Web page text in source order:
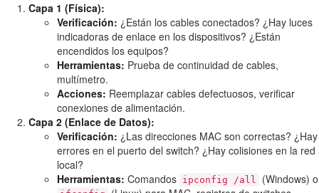
Capa 1 (Física):
Verificación: ¿Están los cables conectados? ¿Hay luces
indicadoras de enlace en los dispositivos? ¿Están
encendidos los equipos?
Herramientas: Prueba de continuidad de cables,
multímetro.
Acciones: Reemplazar cables defectuosos, verificar
conexiones de alimentación.
Capa 2 (Enlace de Datos):
Verificación: ¿Las direcciones MAC son correctas? ¿Hay
errores en el puerto del switch? ¿Hay colisiones en la red
local?
Herramientas: Comandos ipconfig /all (Windows) o